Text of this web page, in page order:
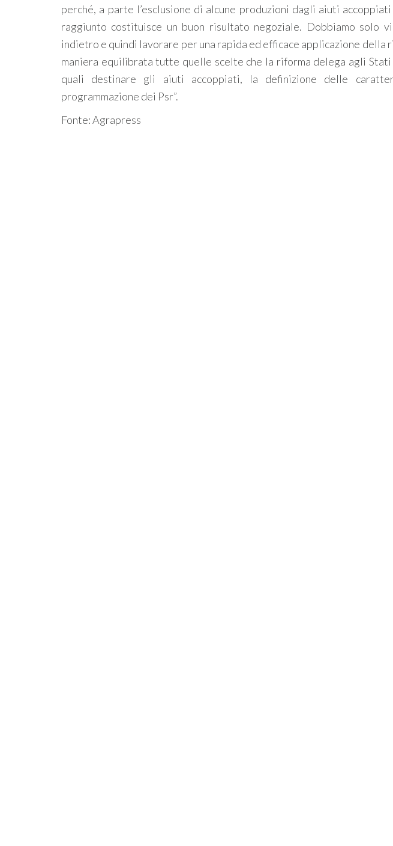
perché, a parte l’esclusione di alcune produzioni dagli aiuti
raggiunto costituisce un buon risultato negoziale. Dobbiamo solo
indietro e quindi lavorare per una rapida ed efficace applicazione della
maniera equilibrata tutte quelle scelte che la riforma delega agli
quali destinare gli aiuti accoppiati, la definizione delle
programmazione dei Psr”.
Fonte: Agrapress